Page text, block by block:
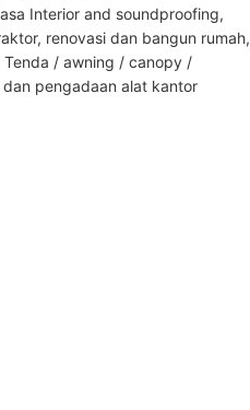
Interior and soundproofing,
renovasi dan bangun rumah,
Tenda / awning / canopy /
pengadaan alat kantor